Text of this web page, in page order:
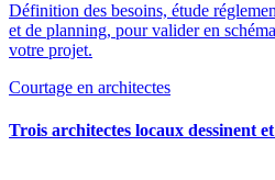
Définition des besoins, étude
et de planning, pour valider en
votre projet.
Courtage en architectes
Trois architectes locaux dessinent